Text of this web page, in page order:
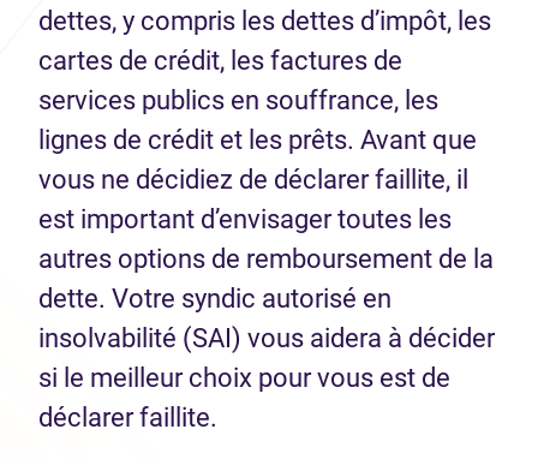
dettes, y compris les dettes d’impôt, les
cartes de crédit, les factures de
services publics en souffrance, les
lignes de crédit et les prêts. Avant que
vous ne décidiez de déclarer faillite, il
est important d’envisager toutes les
autres options de remboursement de la
dette. Votre syndic autorisé en
insolvabilité (SAI) vous aidera à décider
si le meilleur choix pour vous est de
déclarer faillite.